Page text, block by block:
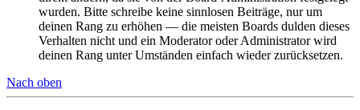
wurden. Bitte schreibe keine sinnlosen Beiträge, nur um
deinen Rang zu erhöhen — die meisten Boards dulden dieses
Verhalten nicht und ein Moderator oder Administrator wird
deinen Rang unter Umständen einfach wieder zurücksetzen.
Nach oben